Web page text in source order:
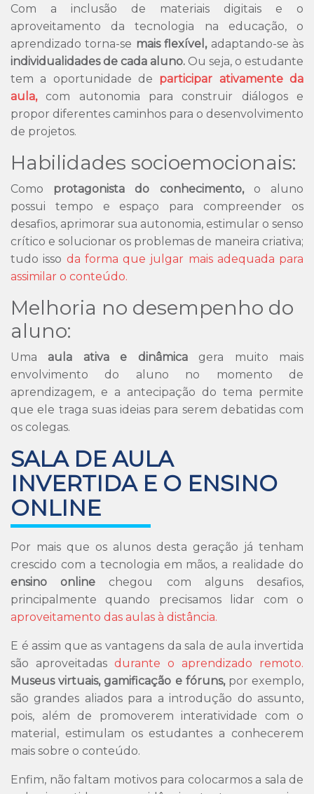
Com a inclusão de materiais digitais e o
aproveitamento da tecnologia na educação, o
aprendizado torna-se mais flexível,adaptando-se às
individualidades de cada aluno. Ou seja, o estudante
tem a oportunidade de participar ativamente da
aula,
com autonomia para construir diálogos e
propor diferentes caminhos para o desenvolvimento
de projetos.
Habilidades socioemocionais:
Como protagonista do conhecimento,o aluno
possui tempo e espaço para compreender os
desafios, aprimorar sua autonomia, estimular o senso
crítico e solucionar os problemas de maneira criativa;
tudo isso da forma que julgar mais adequada para
assimilar o conteúdo.
Melhoria no desempenho do
aluno:
Uma aula ativa e dinâmica gera muito mais
envolvimento do aluno no momento de
aprendizagem, e a antecipação do tema permite
que ele traga suas ideias para serem debatidas com
os colegas.
SALA DE AULA
INVERTIDA E O ENSINO
ONLINE
Por mais que os alunos desta geração já tenham
crescido com a tecnologia em mãos, a realidade do
ensino online chegou com alguns desafios,
principalmente quando precisamos lidar com o
aproveitamento das aulas à distância.
E é assim que as vantagens da sala de aula invertida
são aproveitadas durante o aprendizado remoto.
Museus virtuais, gamificação e fóruns,por exemplo,
são grandes aliados para a introdução do assunto,
pois, além de promoverem interatividade com o
material, estimulam os estudantes a conhecerem
mais sobre o conteúdo.
Enfim, não faltam motivos para colocarmos a sala de